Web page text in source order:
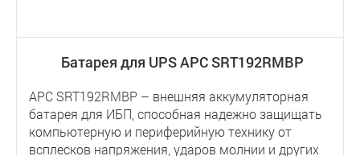
Батарея для UPS APC SRT192RMBP
APC SRT192RMBP – внешняя аккумуляторная
батарея для ИБП, способная надежно защищать
компьютерную и периферийную технику от
всплесков напряжения, ударов молнии и других